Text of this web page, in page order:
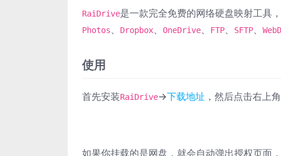
RaiDrive是一款完全免费的网络硬盘映射工具
Photos、 Dropbox、 OneDrive、 FTP、 SFTP、
使用
首先安装RaiDrive→下载地址 ，然后点击右上
如果你挂载的是网盘，就会自动弹出授权页面